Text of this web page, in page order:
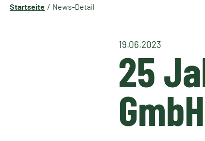
Startseite News-Detail
19.06.2023
25